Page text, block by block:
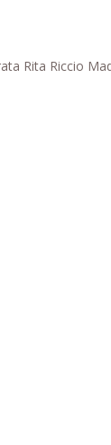
Rita Riccio